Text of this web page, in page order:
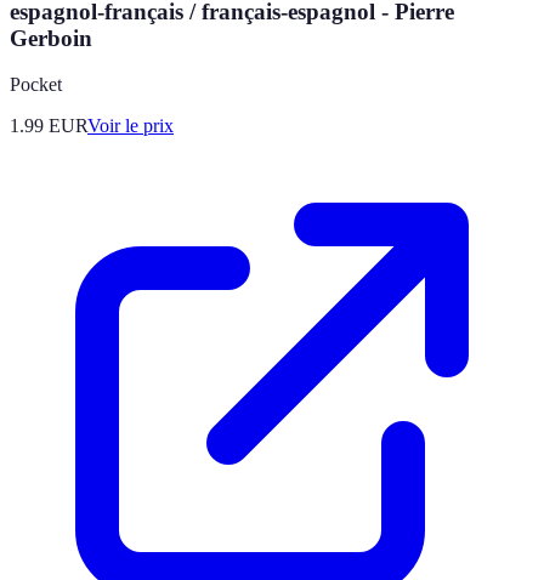
espagnol-français / français-espagnol - Pierre
Gerboin
Pocket
1.99 EURVoir le prix